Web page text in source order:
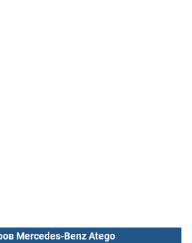
Mercedes-Benz Atego